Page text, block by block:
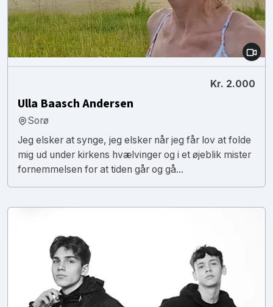
Kr. 2.000
Ulla Baasch Andersen
Sorø
Jeg elsker at synge, jeg elsker når jeg får lov at folde
mig ud under kirkens hvælvinger og i et øjeblik mister
fornemmelsen for at tiden går og gå...